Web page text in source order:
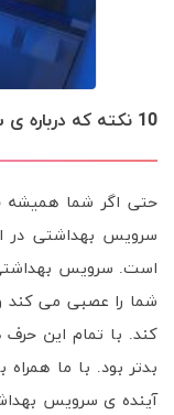
10 نکته که درباره ی سرویس بهداشتی هواپیما نمی دانید
حتی اگر شما همیشه
است. سرویس
شما را عصبی می کند
کند. با تمام این
آینده ی سرویس